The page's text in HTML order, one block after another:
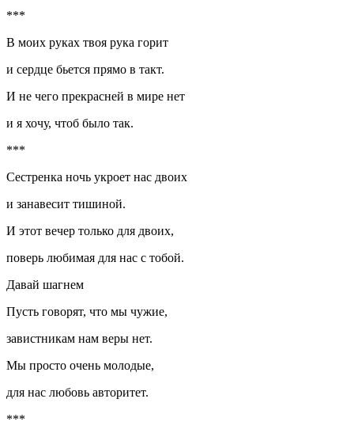
***
В моих руках твоя рука горит
и сердце бьется прямо в такт.
И не чего прекрасней в мире нет
и я хочу, чтоб было так.
***
Сестренка ночь укроет нас двоих
и занавесит тишиной.
И этот вечер только для двоих,
поверь любимая для нас с тобой.
Давай шагнем
Пусть говорят, что мы чужие,
завистникам нам веры нет.
Мы просто очень молодые,
для нас любовь авторитет.
***